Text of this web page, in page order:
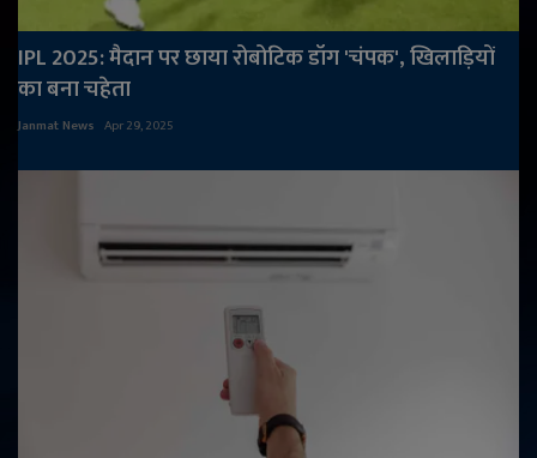
IPL 2025: मैदान पर छाया रोबोटिक डॉग 'चंपक', खिलाड़ियों
का बना चहेता
Janmat News Apr 29, 2025